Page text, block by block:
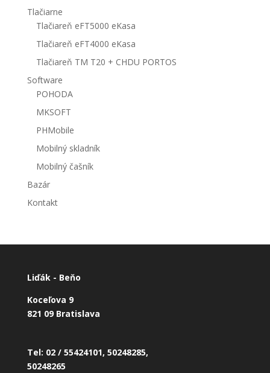
Tlačiarne
Tlačiareň eFT5000 eKasa
Tlačiareň eFT4000 eKasa
Tlačiareň TM T20 + CHDU PORTOS
Software
POHODA
MKSOFT
PHMobile
Mobilný skladník
Mobilný čašník
Bazár
Kontakt
Liďák - Beňo
Koceľova 9
821 09 Bratislava
Tel: 02 / 55424101, 50248285,
50248265